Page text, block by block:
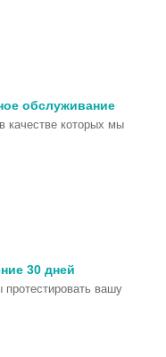
обслуживание
качестве которых мы
30 дней
вашу